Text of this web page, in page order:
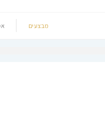
מבצעים